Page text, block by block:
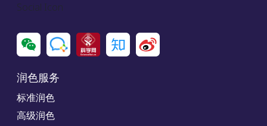
Social Icon
润色服务
标准润色
高级润色